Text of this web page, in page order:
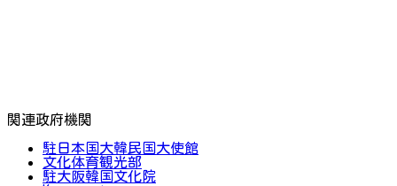
関連政府機関
駐日本国大韓民国大使館
文化体育観光部
駐大阪韓国文化院